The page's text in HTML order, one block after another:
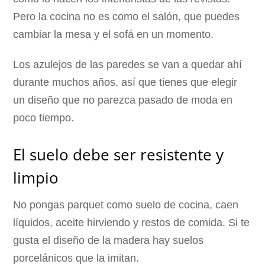
Pero la cocina no es como el salón, que puedes
cambiar la mesa y el sofá en un momento.
Los azulejos de las paredes se van a quedar ahí
durante muchos años, así que tienes que elegir
un diseño que no parezca pasado de moda en
poco tiempo.
El suelo debe ser resistente y
limpio
No pongas parquet como suelo de cocina, caen
líquidos, aceite hirviendo y restos de comida. Si te
gusta el diseño de la madera hay suelos
porcelánicos que la imitan.